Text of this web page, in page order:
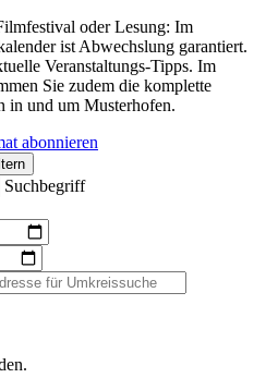
oder Lesung: Im
ist Abwechslung garantiert.
Veranstaltungs-Tipps. Im
Sie zudem die komplette
in und um Musterhofen.
abonnieren
Suchbegriff